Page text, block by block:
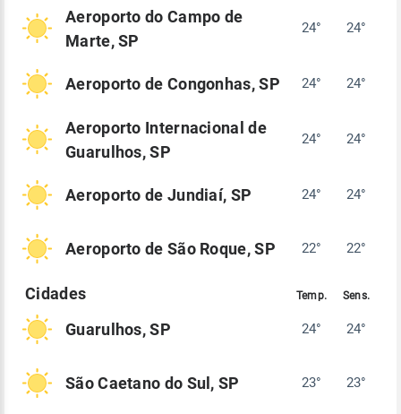
Aeroporto do Campo de
Marte, SP
24° 24°
Aeroporto de Congonhas, SP 24° 24°
Aeroporto Internacional de
Guarulhos, SP
24° 24°
Aeroporto de Jundiaí, SP 24° 24°
Aeroporto de São Roque, SP 22° 22°
Guarulhos, SP 24° 24°
São Caetano do Sul, SP 23° 23°